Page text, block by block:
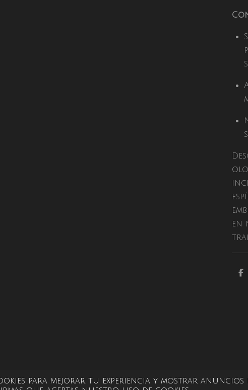
para mejorar tu experiencia y mostrar
en
C